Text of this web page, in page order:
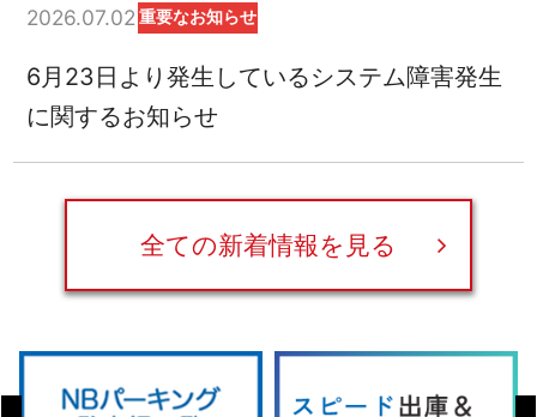
2026.07.02 重要なお知らせ
6月23日より発生しているシステム障害発生
に関するお知らせ
全ての新着情報を見る